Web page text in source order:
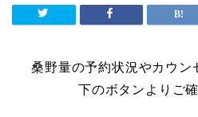
桑野量の予約状況やカウン
下のボタンよりご